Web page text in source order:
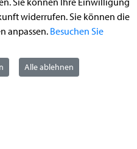
online)
widerrufen. Sie können die
anpassen. Besuchen Sie
Alle ablehnen